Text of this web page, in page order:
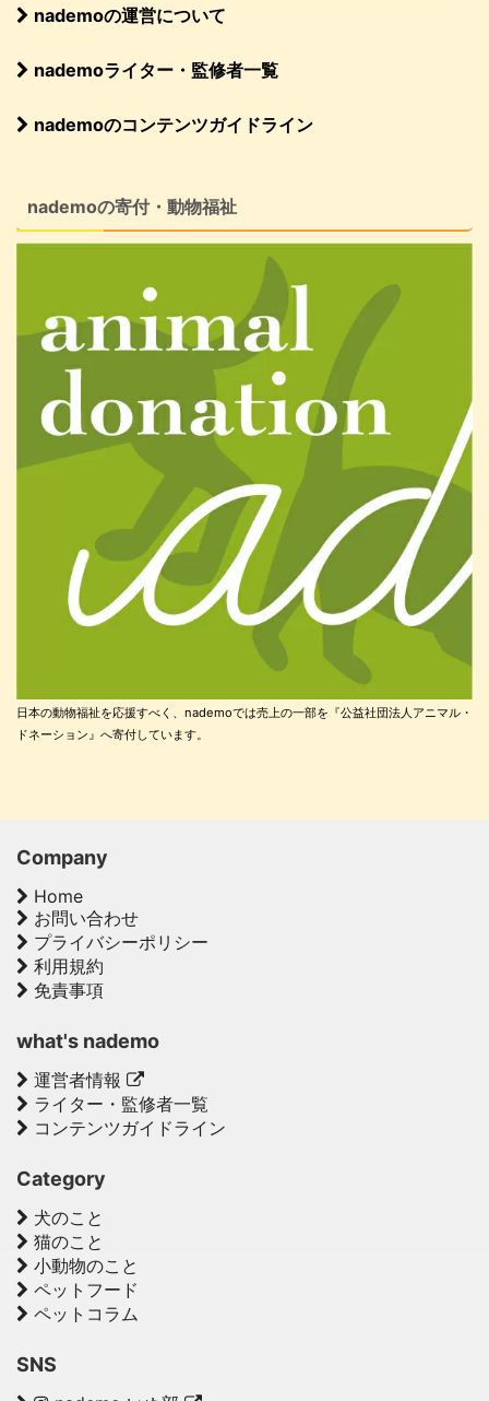
nademoの運営について
nademoライター・監修者一覧
nademoのコンテンツガイドライン
nademoの寄付・動物福祉
日本の動物福祉を応援すべく、nademoでは売上の一部を『公益社団法人アニマル・
ドネーション』へ寄付しています。
Company
Home
お問い合わせ
プライバシーポリシー
利用規約
免責事項
what's nademo
運営者情報
ライター・監修者一覧
コンテンツガイドライン
Category
犬のこと
猫のこと
小動物のこと
ペットフード
ペットコラム
SNS